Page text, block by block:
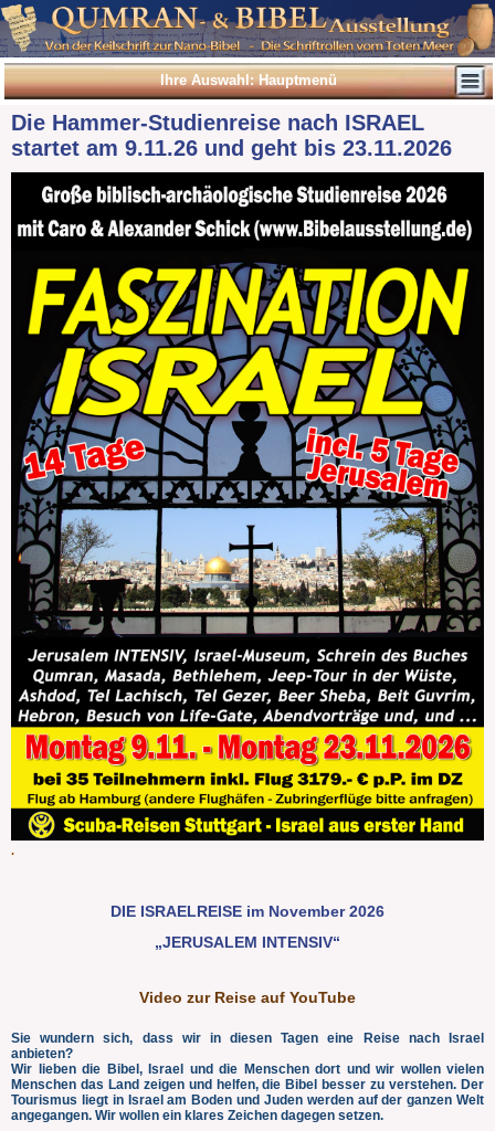
Ihre Auswahl: Hauptmenü
Die Hammer-Studienreise nach ISRAEL
startet am 9.11.26 und geht bis 23.11.2026
.
DIE ISRAELREISE im November 2026
„JERUSALEM INTENSIV“
Video zur Reise auf YouTube
Sie wundern sich, dass wir in diesen Tagen eine Reise nach Israel
anbieten?
Wir lieben die Bibel, Israel und die Menschen dort und wir wollen vielen
Menschen das Land zeigen und helfen, die Bibel besser zu verstehen. Der
Tourismus liegt in Israel am Boden und Juden werden auf der ganzen Welt
angegangen. Wir wollen ein klares Zeichen dagegen setzen.